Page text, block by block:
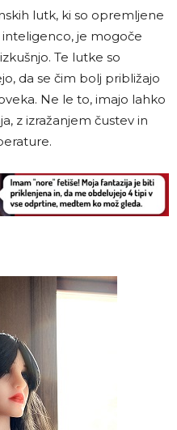
lutk, ki so opremljene
je mogoče
Te lutke so
da se čim bolj približajo
Ne le to, imajo lahko
z izražanjem čustev in